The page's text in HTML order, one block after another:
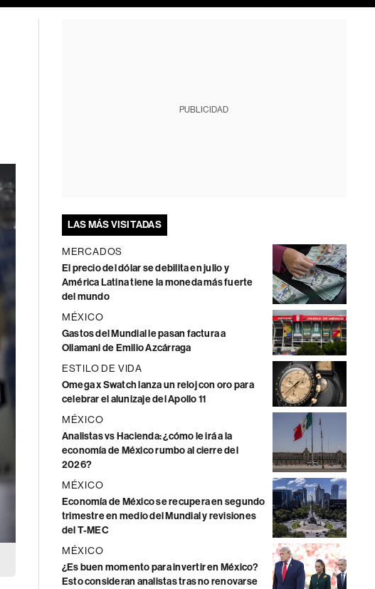
PUBLICIDAD
LAS MÁS VISITADAS
MERCADOS
El precio del dólar se debilita en julio y
América Latina tiene la moneda más fuerte
del mundo
MÉXICO
Gastos del Mundial le pasan factura a
Ollamani de Emilio Azcárraga
ESTILO DE VIDA
Omega x Swatch lanza un reloj con oro para
celebrar el alunizaje del Apollo 11
MÉXICO
Analistas vs Hacienda: ¿cómo le irá a la
economía de México rumbo al cierre del
2026?
MÉXICO
Economía de México se recupera en segundo
trimestre en medio del Mundial y revisiones
del T-MEC
MÉXICO
¿Es buen momento para invertir en México?
Esto consideran analistas tras no renovarse